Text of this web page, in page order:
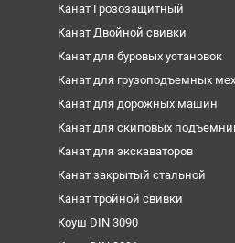
Канат Грозозащитный
Канат Двойной свивки
Канат для буровых установок
Канат для грузоподъемных
Канат для дорожных машин
Канат для скиповых
Канат для экскаваторов
Канат закрытый стальной
Канат тройной свивки
Коуш DIN 3090